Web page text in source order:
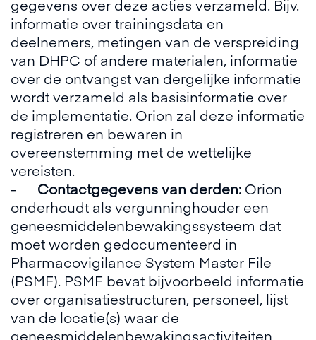
gegevens over deze acties verzameld. Bijv.
informatie over trainingsdata en
deelnemers, metingen van de verspreiding
van DHPC of andere materialen, informatie
over de ontvangst van dergelijke informatie
wordt verzameld als basisinformatie over
de implementatie. Orion zal deze informatie
registreren en bewaren in
overeenstemming met de wettelijke
vereisten.
- Contactgegevens van derden: Orion
onderhoudt als vergunninghouder een
geneesmiddelenbewakingssysteem dat
moet worden gedocumenteerd in
Pharmacovigilance System Master File
(PSMF). PSMF bevat bijvoorbeeld informatie
over organisatiestructuren, personeel, lijst
van de locatie(s) waar de
geneesmiddelenbewakingsactiviteiten